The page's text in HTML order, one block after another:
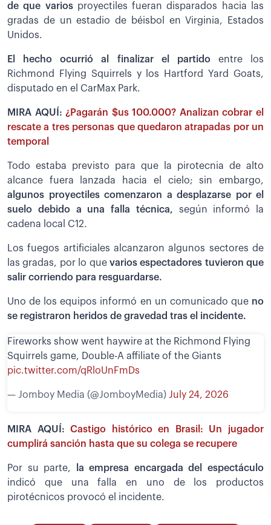
de que variosproyectiles fueran disparados hacia las
gradas de un estadio de béisbol en Virginia, Estados
Unidos.
El hecho ocurrió al finalizar el partido entre los
Richmond Flying Squirrels y los Hartford Yard Goats,
disputado en el CarMax Park.
MIRA AQUÍ: ¿Pagarán $us 100.000? Analizan cobrar el
rescate a tres personas que quedaron atrapadas por un
temporal
Todo estaba previsto para que la pirotecnia de alto
alcance fuera lanzada hacia el cielo; sin embargo,
algunos proyectiles comenzaron a desplazarse por el
suelo debido a una falla técnica, según informó la
cadena local C12.
Los fuegos artificiales alcanzaron algunos sectores de
las gradas, por lo que varios espectadores tuvieron que
salir corriendo para resguardarse.
Uno de los equipos informó en un comunicado que no
se registraron heridos de gravedad tras el incidente.
Fireworks show went haywire at the Richmond Flying
Squirrels game, Double-A affiliate of the Giants
pic.twitter.com/qRloUnFmDs
— Jomboy Media (@JomboyMedia) July 24, 2026
MIRA AQUÍ:Castigo histórico en Brasil: Un jugador
cumplirá sanción hasta que su colega se recupere
Por su parte,
la empresa encargada del espectáculo
indicó que una falla en uno de los productos
pirotécnicos provocó el incidente.